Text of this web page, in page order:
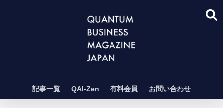
記事一覧 QAI-Zen 有料会員 お問い合わせ